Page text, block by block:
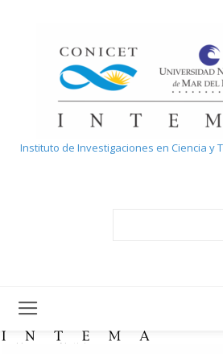
Instituto de Investigaciones en Ciencia y
Home Noticias